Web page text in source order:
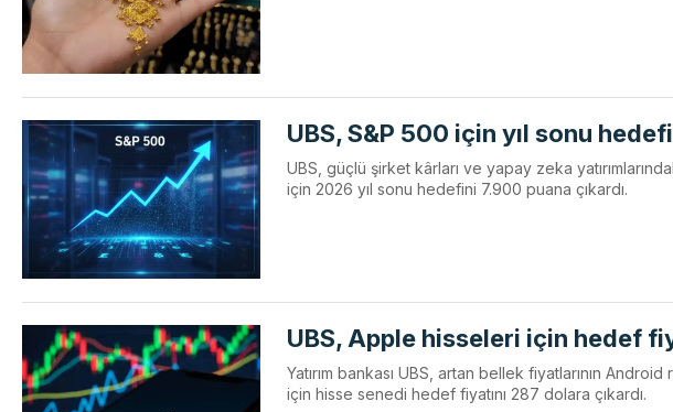
UBS, S&P 500 için yıl sonu
UBS, güçlü şirket kârları ve yapay zeka
için 2026 yıl sonu hedefini 7.900 puana çıkardı.
UBS, Apple hisseleri için hedef
Yatırım bankası UBS, artan bellek fiyatlarının
için hisse senedi hedef fiyatını 287 dolara çıkardı.